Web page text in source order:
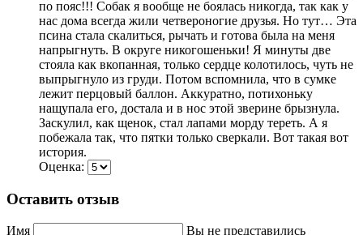
по пояс!!! Собак я вообще не боялась никогда, так как у
нас дома всегда жили четвероногие друзья. Но тут… Эта
псина стала скалиться, рычать и готова была на меня
напрыгнуть. В округе никогошеньки! Я минуты две
стояла как вкопанная, только сердце колотилось, чуть не
выпрыгнуло из груди. Потом вспомнила, что в сумке
лежит перцовый баллон. Аккуратно, потихоньку
нащупала его, достала и в нос этой зверине брызнула.
Заскулил, как щенок, стал лапами морду тереть. А я
побежала так, что пятки только сверкали. Вот такая вот
история.
Оценка:
Оставить отзыв
Имя Вы не представились